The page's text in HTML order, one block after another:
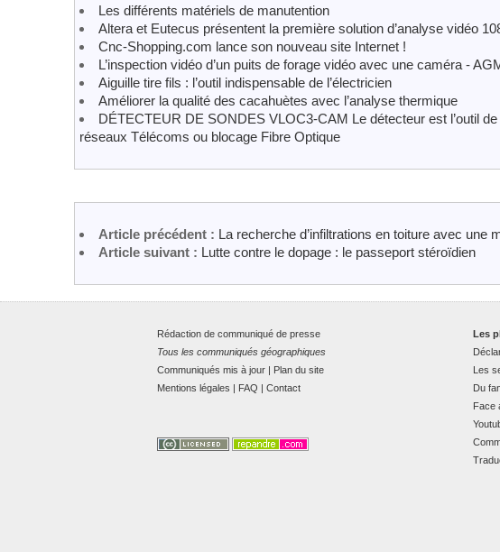
Les différents matériels de manutention
Altera et Eutecus présentent la première solution d’analyse vidéo
Cnc-Shopping.com lance son nouveau site Internet !
L’inspection vidéo d’un puits de forage vidéo avec une caméra -
Aiguille tire fils : l’outil indispensable de l’électricien
Améliorer la qualité des cacahuètes avec l’analyse thermique
DÉTECTEUR DE SONDES VLOC3-CAM Le détecteur est l’outil
réseaux Télécoms ou blocage Fibre Optique
Article précédent : La recherche d’infiltrations en toiture avec une
Article suivant : Lutte contre le dopage : le passeport stéroïdien
Rédaction de communiqué de presse
Tous les communiqués géographiques
Communiqués mis à jour | Plan du site
Mentions légales | FAQ | Contact
Les
Les
Du
Face